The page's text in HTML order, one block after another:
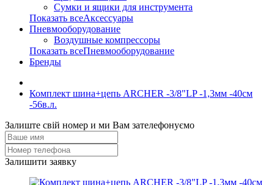
Сумки и ящики для инструмента
Показать всеАксессуары
Пневмооборудование
Воздушные компрессоры
Показать всеПневмооборудование
Бренды
Комплект шина+цепь ARCHER -3/8"LP -1,3мм -40см
-56в.л.
Залиште свій номер и ми Вам зателефонуємо
Залишити заявку